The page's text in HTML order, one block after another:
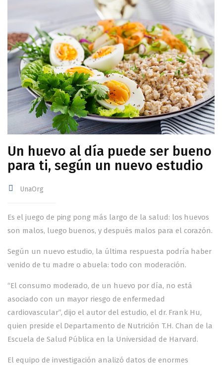
Un huevo al día puede ser bueno
para ti, según un nuevo estudio
UnaOrg
Es el juego de ping pong más largo de la salud: los huevos
son malos, luego buenos, y después malos para el corazón.
Según un nuevo estudio, la última respuesta podría haber
venido de tu madre o abuela: todo con moderación.
“El consumo moderado, de un huevo por día, no está
asociado con un mayor riesgo de enfermedad
cardiovascular”, dijo el autor del estudio, el dr. Frank Hu,
quien preside el Departamento de Nutrición T.H. Chan de la
Escuela de Salud Pública en la Universidad de Harvard.
El equipo de investigación analizó datos de enormes